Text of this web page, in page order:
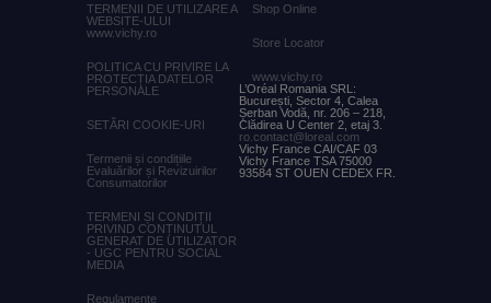
TERMENII DE UTILIZARE A
WEBSITE-ULUI
www.vichy.ro
POLITICA CU PRIVIRE LA
PROTECȚIA DATELOR
PERSONALE
SETĂRI COOKIE-URI
Termenii și condițiile
Evaluărilor și Revizuirilor
Consumatorilor
TERMENI ȘI CONDIȚII
PRIVIND CONȚINUTUL
GENERAT DE UTILIZATOR
- UGC PENTRU SOCIAL
MEDIA
Regulamente
ShopOnline
Store Locator
www.vichy.ro
L’Oréal Romania SRL:
București, Sector 4, Calea
Șerban Vodă, nr. 206 – 218,
Clădirea U Center 2, etaj 3.
ro.contact@loreal.com
Vichy France CAI/CAF 03
Vichy France TSA 75000
93584 ST OUEN CEDEX FR.